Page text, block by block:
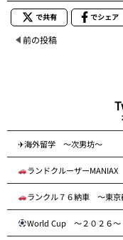
で共有 でシェア
前の投稿
✈海外留学 ～次男坊～
ランドクルーザーMANIAX
ランクル７６納車 ～東京
World Cup ～２０２６～